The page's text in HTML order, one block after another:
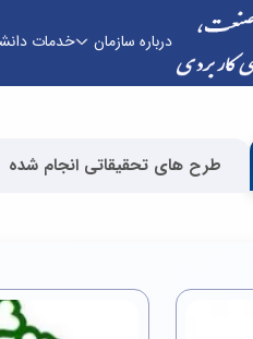
درباره سازمان خدمات
طرح های تحقیقاتی انجام شده